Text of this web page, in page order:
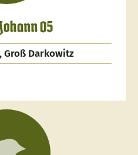
05
Groß Darkowitz